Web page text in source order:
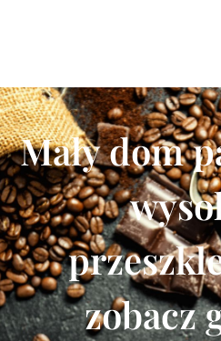
Mały dom
zobacz